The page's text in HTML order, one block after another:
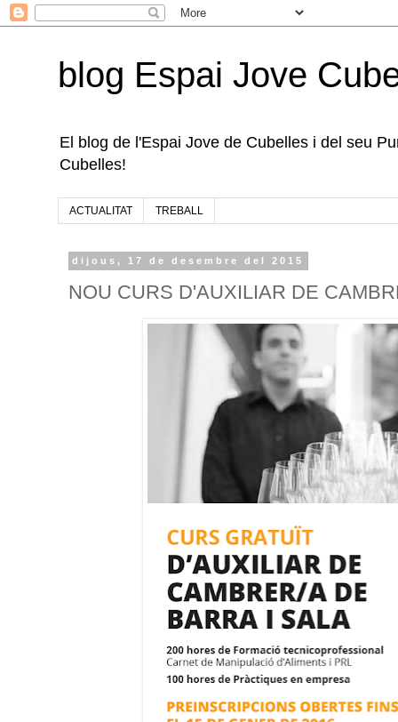
blog Espai Jove
El blog de l'Espai Jove de Cubelles i del seu
Cubelles!
ACTUALITAT TREBALL
dijous, 17 de desembre del 2015
NOU CURS D'AUXILIAR DE